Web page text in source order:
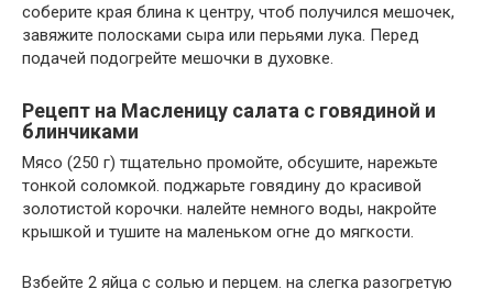
соберите края блина к центру, чтоб получился мешочек,
завяжите полосками сыра или перьями лука. Перед
подачей подогрейте мешочки в духовке.
Рецепт на Масленицу салата с говядиной и
блинчиками
Мясо (250 г) тщательно промойте, обсушите, нарежьте
тонкой соломкой. поджарьте говядину до красивой
золотистой корочки. налейте немного воды, накройте
крышкой и тушите на маленьком огне до мягкости.
Взбейте 2 яйца с солью и перцем. на слегка разогретую